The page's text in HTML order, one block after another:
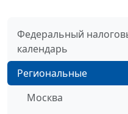
Федеральный
календарь
Региональные
Москва